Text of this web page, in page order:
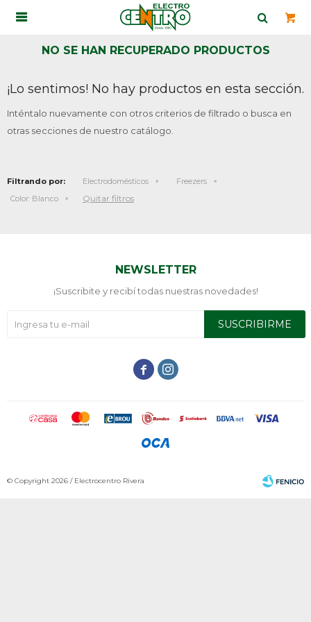

NO SE HAN RECUPERADO PRODUCTOS
¡Lo sentimos! No hay productos en esta sección.
Inténtalo nuevamente con otros criterios de filtrado o busca en
otras secciones de nuestro catálogo.
Filtrando por: Electrodomésticos
Freezers
Color: Blanco Quitar filtros
NEWSLETTER
¡Suscribite y recibí todas nuestras novedades!
SUSCRIBIRME
 
© Copyright 2026 / Electrocentro Rivera